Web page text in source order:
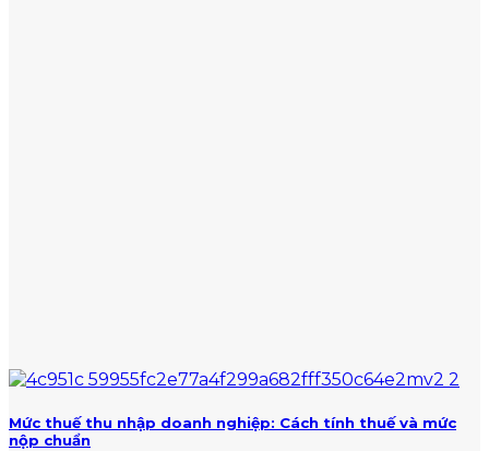
Mức thuế thu nhập doanh nghiệp: Cách tính thuế và mức
nộp chuẩn